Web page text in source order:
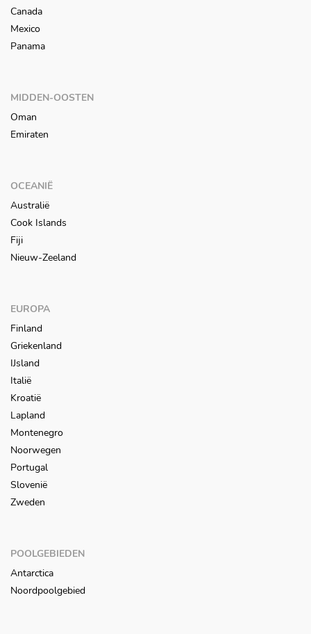
Canada
Mexico
Panama
MIDDEN-OOSTEN
Oman
Emiraten
OCEANIË
Australië
Cook Islands
Fiji
Nieuw-Zeeland
EUROPA
Finland
Griekenland
IJsland
Italië
Kroatië
Lapland
Montenegro
Noorwegen
Portugal
Slovenië
Zweden
POOLGEBIEDEN
Antarctica
Noordpoolgebied